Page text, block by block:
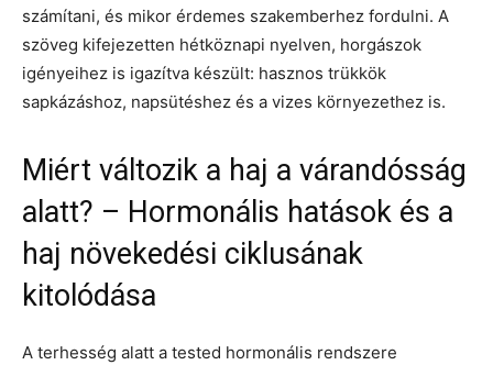
számítani, és mikor érdemes szakemberhez fordulni. A
szöveg kifejezetten hétköznapi nyelven, horgászok
igényeihez is igazítva készült: hasznos trükkök
sapkázáshoz, napsütéshez és a vizes környezethez is.
Miért változik a haj a várandósság
alatt? – Hormonális hatások és a
haj növekedési ciklusának
kitolódása
A terhesség alatt a tested hormonális rendszere